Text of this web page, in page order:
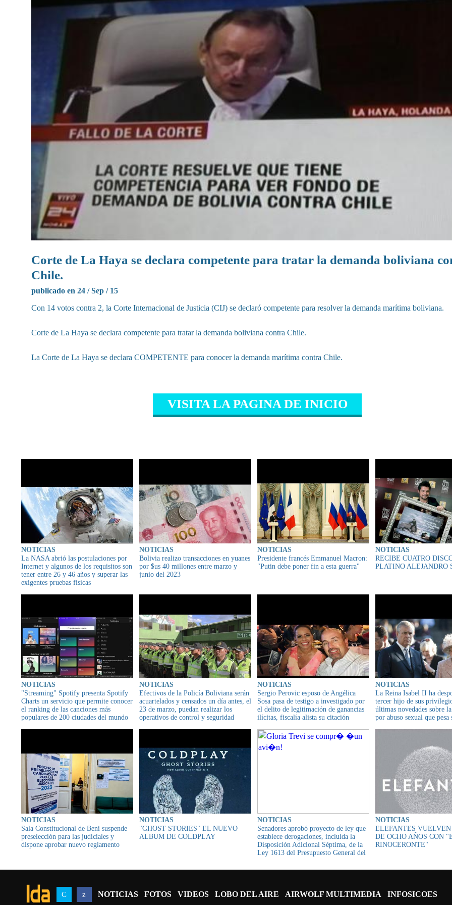
Corte de La Haya se declara competente para tratar la demanda boliviana
Chile.
publicado en 24 / Sep / 15
Con 14 votos contra 2, la Corte Internacional de Justicia (CIJ) se declaró competente para resolver la demanda marítima boliviana.
Corte de La Haya se declara competente para tratar la demanda boliviana contra Chile.
La Corte de La Haya se declara COMPETENTE para conocer la demanda marítima contra Chile.
VISITA LA PAGINA DE INICIO
NOTICIAS
La NASA abrió las postulaciones por
Internet y algunos de los requisitos son
tener entre 26 y 46 años y superar las
exigentes pruebas físicas
NOTICIAS
Bolivia realizo transacciones en yuanes
por $us 40 millones entre marzo y
junio del 2023
NOTICIAS
Presidente francés Emmanuel Macron:
"Putin debe poner fin a esta guerra"
NOTICIAS
RECIBE CUATRO
PLATINO ALEJANDRO
NOTICIAS
"Streaming" Spotify presenta Spotify
Charts un servicio que permite conocer
el ranking de las canciones más
populares de 200 ciudades del mundo
NOTICIAS
Efectivos de la Policía Boliviana serán
acuartelados y censados un día antes, el
23 de marzo, puedan realizar los
operativos de control y seguridad
NOTICIAS
Sergio Perovic esposo de Angélica
Sosa pasa de testigo a investigado por
el delito de legitimación de ganancias
ilícitas, fiscalía alista su citación
NOTICIAS
La Reina Isabel II ha
tercer hijo de sus
últimas novedades sobre
por abuso sexual que pesa
NOTICIAS
Sala Constitucional de Beni suspende
preselección para las judiciales y
dispone aprobar nuevo reglamento
NOTICIAS
"GHOST STORIES" EL NUEVO
ALBUM DE COLDPLAY
NOTICIAS
Senadores aprobó proyecto de ley que
establece derogaciones, incluida la
Disposición Adicional Séptima, de la
Ley 1613 del Presupuesto General del
NOTICIAS
ELEFANTES VUELVEN
DE OCHO AÑOS CON
RINOCERONTE"
NOTICIAS FOTOS VIDEOS LOBO DEL AIRE AIRWOLF MULTIMEDIA INFOSICOES